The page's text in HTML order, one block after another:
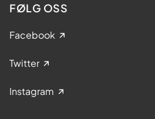
FØLG OSS
Facebook
Twitter
Instagram